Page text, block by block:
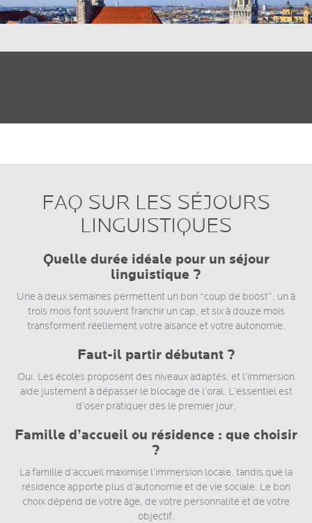
FAQ SUR LES SÉJOURS
LINGUISTIQUES
Quelle durée idéale pour un séjour
linguistique ?
Une à deux semaines permettent un bon “coup de boost”, un à
trois mois font souvent franchir un cap, et six à douze mois
transforment réellement votre aisance et votre autonomie.
Faut-il partir débutant ?
Oui. Les écoles proposent des niveaux adaptés, et l’immersion
aide justement à dépasser le blocage de l’oral. L’essentiel est
d’oser pratiquer dès le premier jour.
Famille d’accueil ou résidence : que choisir
?
La famille d’accueil maximise l’immersion locale, tandis que la
résidence apporte plus d’autonomie et de vie sociale. Le bon
choix dépend de votre âge, de votre personnalité et de votre
objectif.